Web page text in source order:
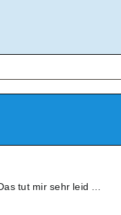
tut mir sehr leid …